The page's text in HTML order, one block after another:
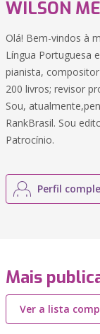
WILSON
Olá! Bem-vindos à
Língua Portuguesa
pianista,
200 livros; revisor
Sou,
RankBrasil. Sou
Patrocínio.
Perfil
Mais
Ver a lista